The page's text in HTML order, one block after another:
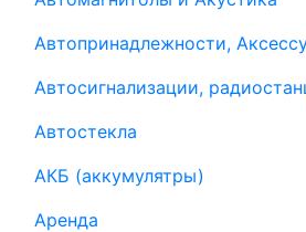
Автопринадлежности,
Автосигнализации,
Автостекла
АКБ (аккумулятры)
Аренда